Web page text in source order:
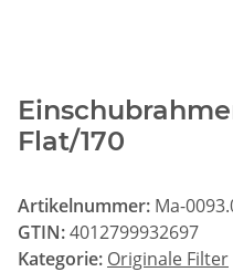
Flat/170
Artikelnummer: Ma-
GTIN:4012799932697
Kategorie: Originale Filter